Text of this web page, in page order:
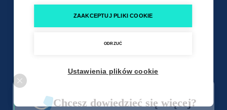
ZAAKCEPTUJ PLIKI COOKIE
ODRZUĆ
Ustawienia plików cookie
Chcesz dowiedzieć się więcej?
Mapa strony
YouTube
Instagram